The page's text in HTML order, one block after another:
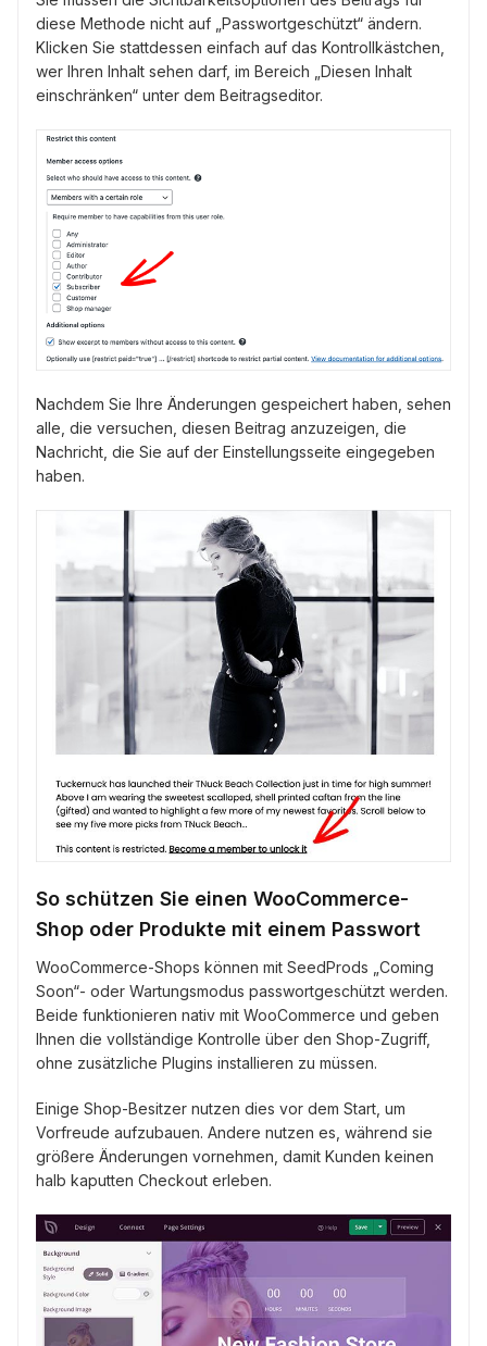
diese Methode nicht auf „Passwortgeschützt“ ändern.
Klicken Sie stattdessen einfach auf das Kontrollkästchen,
wer Ihren Inhalt sehen darf, im Bereich „Diesen Inhalt
einschränken“ unter dem Beitragseditor.
Nachdem Sie Ihre Änderungen gespeichert haben, sehen
alle, die versuchen, diesen Beitrag anzuzeigen, die
Nachricht, die Sie auf der Einstellungsseite eingegeben
haben.
So schützen Sie einen WooCommerce-
Shop oder Produkte mit einem Passwort
WooCommerce-Shops können mit SeedProds „Coming
Soon“- oder Wartungsmodus passwortgeschützt werden.
Beide funktionieren nativ mit WooCommerce und geben
Ihnen die vollständige Kontrolle über den Shop-Zugriff,
ohne zusätzliche Plugins installieren zu müssen.
Einige Shop-Besitzer nutzen dies vor dem Start, um
Vorfreude aufzubauen. Andere nutzen es, während sie
größere Änderungen vornehmen, damit Kunden keinen
halb kaputten Checkout erleben.